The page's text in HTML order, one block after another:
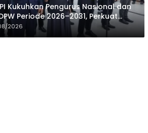
Kukuhkan Pengurus Nasional dan
Periode 2026–2031, Perkuat
Sektor Publik
2026